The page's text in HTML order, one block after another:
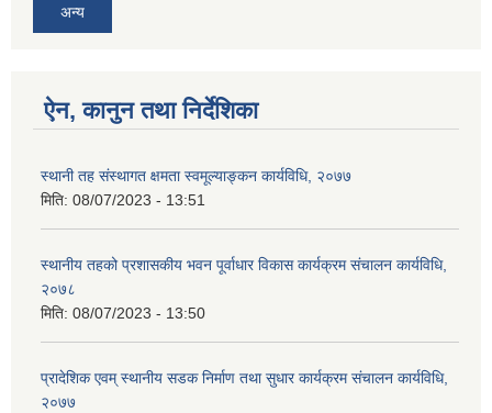
अन्य
ऐन, कानुन तथा निर्देशिका
स्थानी तह संस्थागत क्षमता स्वमूल्याङ्कन कार्यविधि, २०७७
मिति: 08/07/2023 - 13:51
स्थानीय तहको प्रशासकीय भवन पूर्वाधार विकास कार्यक्रम संचालन कार्यविधि,
२०७८
मिति: 08/07/2023 - 13:50
प्रादेशिक एवम् स्थानीय सडक निर्माण तथा सुधार कार्यक्रम संचालन कार्यविधि,
२०७७